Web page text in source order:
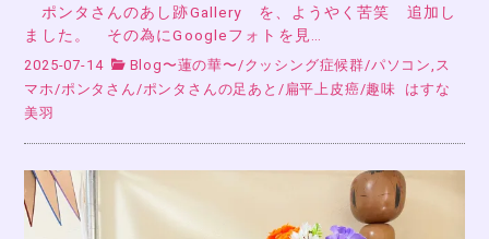
ポンタさんのあし跡Gallery を、ようやく苦笑 追加し
ました。 その為にGoogleフォトを見…
2025-07-14 Blog〜蓮の華〜/クッシング症候群/パソコン,ス
マホ/ポンタさん/ポンタさんの足あと /扁平上皮癌/趣味
はすな
美羽